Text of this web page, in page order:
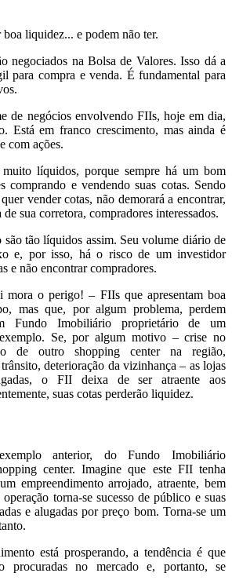
liquidez... e podem não ter.
negociados na Bolsa de Valores. Isso dá a
para compra e venda. É fundamental para
de negócios envolvendo FIIs, hoje em dia,
Está em franco crescimento, mas ainda é
com ações.
líquidos, porque sempre há um bom
comprando e vendendo suas cotas. Sendo
vender cotas, não demorará a encontrar,
sua corretora, compradores interessados.
tão líquidos assim. Seu volume diário de
e, por isso, há o risco de um investidor
e não encontrar compradores.
mora o perigo! – FIIs que apresentam boa
mas que, por algum problema, perdem
Fundo Imobiliário proprietário de um
Se, por algum motivo – crise no
de outro shopping center na região,
deterioração da vizinhança – as lojas
o FII deixa de ser atraente aos
suas cotas perderão liquidez.
anterior, do Fundo Imobiliário
center. Imagine que este FII tenha
empreendimento arrojado, atraente, bem
torna-se sucesso de público e suas
e alugadas por preço bom. Torna-se um
está prosperando, a tendência é que
procuradas no mercado e, portanto, se